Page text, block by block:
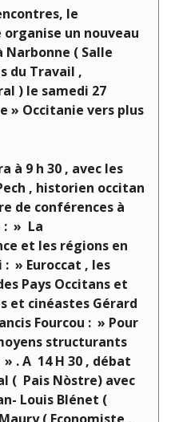
le
organise un nouveau
( Salle
du Travail ,
) le samedi 27
» Occitanie vers plus
à 9 h 30 , avec les
, historien occitan
de conférences à
: » La
et les régions en
: » Euroccat , les
Pays Occitans et
et cinéastes Gérard
Fourcou : » Pour
structurants
. A 14 H 30 , débat
( Pais Nòstre) avec
Louis Blénet (